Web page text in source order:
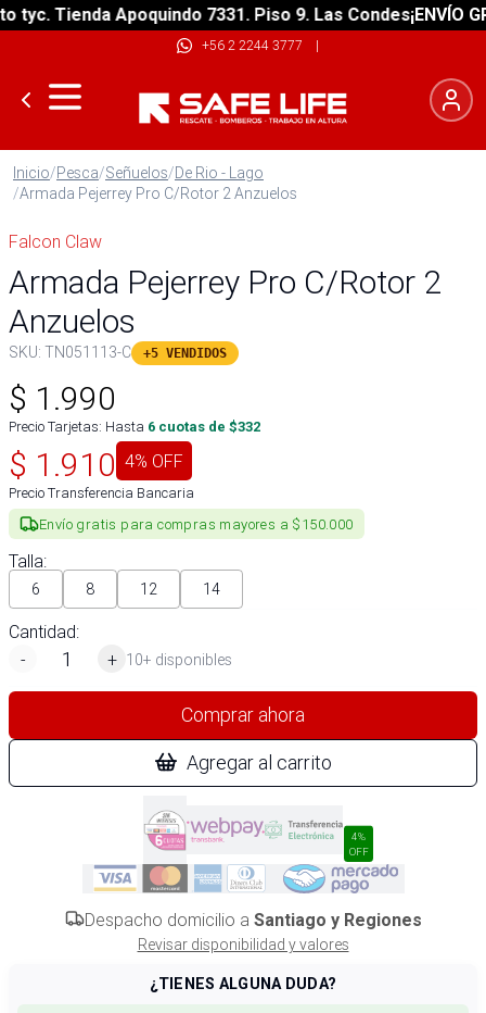
Tienda Apoquindo 7331. Piso 9. Las Condes¡ENVÍO
+56 2 2244 3777 |
Inicio/Pesca/Señuelos/De Rio - Lago
/Armada Pejerrey Pro C/Rotor 2 Anzuelos
Falcon Claw
Armada Pejerrey Pro C/Rotor 2
Anzuelos
SKU: TN051113-C +5 VENDIDOS
$ 1.990
Precio Tarjetas: Hasta 6 cuotas de $332
$ 1.910 4% OFF
Precio Transferencia Bancaria
Envío gratis para compras mayores a $150.000
Talla:
6 8 12 14
Cantidad:
-
+ 10+ disponibles
Comprar ahora
Agregar al carrito
4%
OFF
Despacho domicilio a Santiago y Regiones
Revisar disponibilidad y valores
¿TIENES ALGUNA DUDA?